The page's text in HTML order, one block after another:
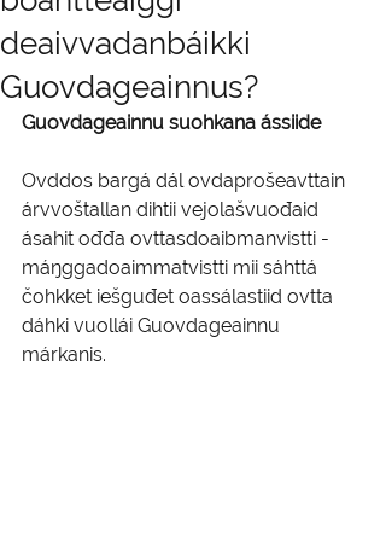
deaivvadanbáikki
Guovdageainnus?
Guovdageainnu suohkana ássiide
Ovddos bargá dál ovdaprošeavttain
árvvoštallan dihtii vejolašvuođaid
ásahit ođđa ovttasdoaibmanvistti -
máŋggadoaimmatvistti mii sáhttá
čohkket iešguđet oassálastiid ovtta
dáhki vuollái Guovdageainnu
márkanis.